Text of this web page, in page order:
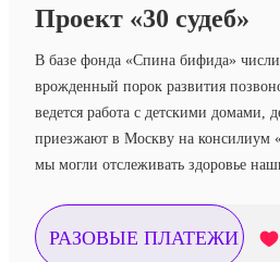
Проект «30 судеб»
В базе фонда «Спина бифида»
врожденный порок развития
ведется работа с детскими домами,
приезжают в Москву на консилиум
мы могли отслеживать здоровье
РАЗОВЫЕ ПЛАТЕЖИ